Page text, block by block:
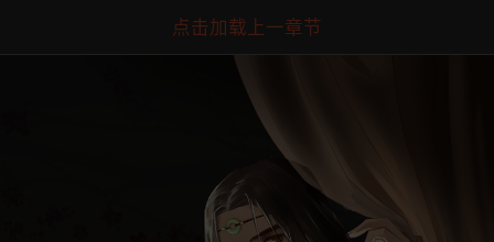
点击加载上一章节